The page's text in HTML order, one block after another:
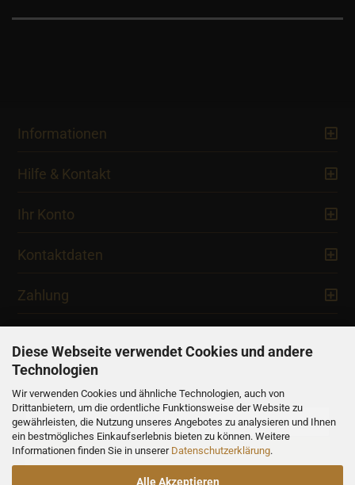
Diese Webseite verwendet Cookies und andere
Technologien
Wir verwenden Cookies und ähnliche Technologien, auch von
Drittanbietern, um die ordentliche Funktionsweise der Website zu
gewährleisten, die Nutzung unseres Angebotes zu analysieren und Ihnen
ein bestmögliches Einkaufserlebnis bieten zu können. Weitere
Informationen finden Sie in unserer Datenschutzerklärung.
Alle Akzeptieren
Informationen
Hilfe & Kontakt
Ihr Konto
Kontaktdaten
Zahlung
Newsletter